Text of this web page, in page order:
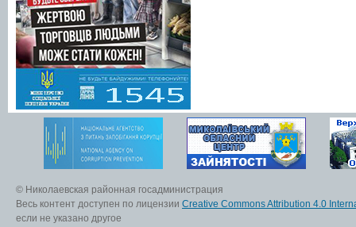
© Николаевская районная госадминистрация
Весь контент доступен по лицензии Creative Commons Attribution 4.0
если не указано другое